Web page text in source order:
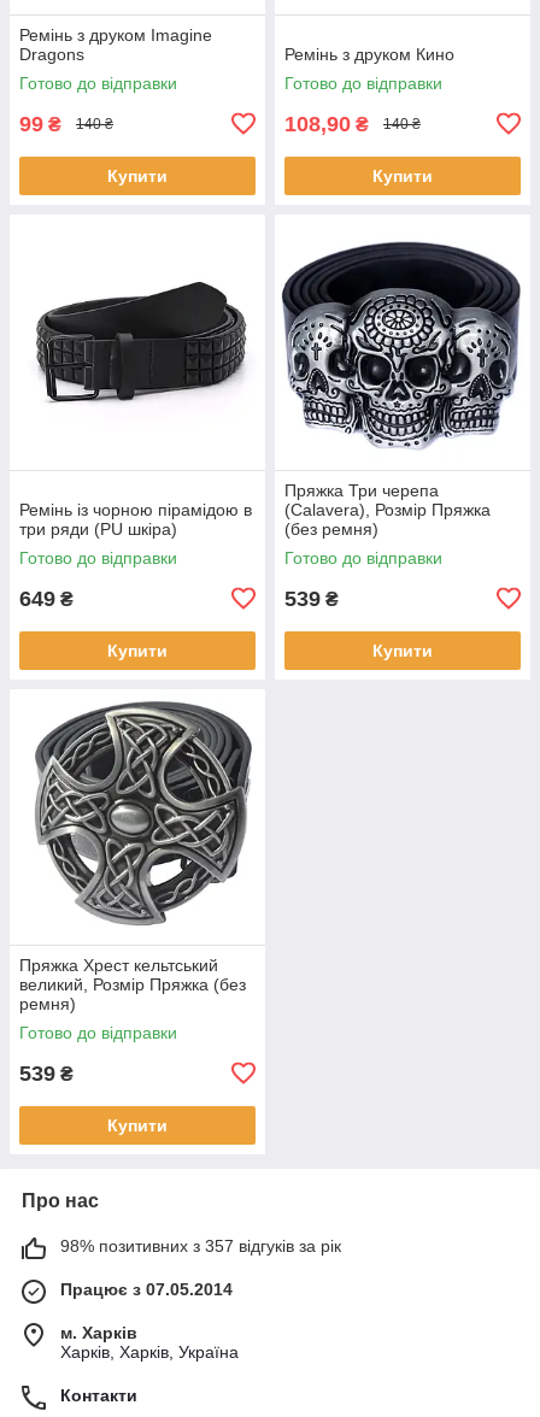
Ремінь з друком Imagine
Dragons
Готово до відправки
99 ₴ 140 ₴
Купити
Ремінь з друком Кино
Готово до відправки
108,90 ₴ 140 ₴
Купити
Ремінь із чорною пірамідою в
три ряди (PU шкіра)
Готово до відправки
649 ₴
Купити
Пряжка Три черепа
(Calavera), Розмір Пряжка
(без ремня)
Готово до відправки
539 ₴
Купити
Пряжка Хрест кельтський
великий, Розмір Пряжка (без
ремня)
Готово до відправки
539 ₴
Купити
Про нас
98% позитивних з 357 відгуків за рік
Працює з 07.05.2014
м. Харків
Харків, Харків, Україна
Контакти